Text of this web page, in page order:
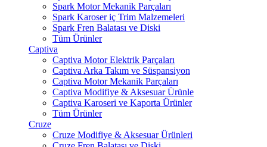
Spark Motor Mekanik Parçaları
Spark Karoser iç Trim Malzemeleri
Spark Fren Balatası ve Diski
Tüm Ürünler
Captiva
Captiva Motor Elektrik Parçaları
Captiva Arka Takım ve Süspansiyon
Captiva Motor Mekanik Parçaları
Captiva Modifiye & Aksesuar Ürünle
Captiva Karoseri ve Kaporta Ürünler
Tüm Ürünler
Cruze
Cruze Modifiye & Aksesuar Ürünleri